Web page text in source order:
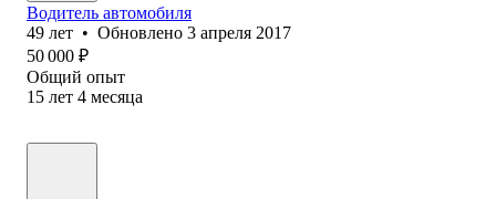
Водитель автомобиля
49 лет • Обновлено 3 апреля 2017
50 000 ₽
Общий опыт
15 лет 4 месяца